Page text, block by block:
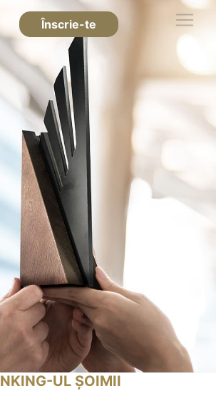
Înscrie-te
UL ȘOIMII